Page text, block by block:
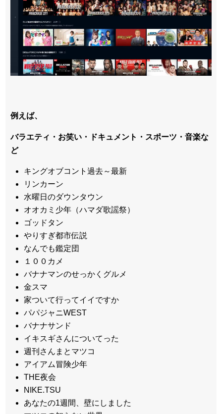
例えば、
バラエティ・お笑い・ドキュメント・スポーツ・音楽な
ど
キングオブコント過去～最新
リンカーン
水曜日のダウンタウン
オオカミ少年（ハマダ歌謡祭）
ゴッドタン
やりすぎ都市伝説
なんでも鑑定団
１００カメ
バナナマンのせっかくグルメ
金スマ
家ついて行ってイイですか
パパジャニWEST
バナナサンド
イキスギさんについてった
週刊さんまとマツコ
アイアム冒険少年
THE夜会
NIKE.TSU
あなたの1週間、壁にしました